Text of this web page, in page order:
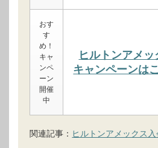
おす
す
め！
キャ
ンペ
ーン
開催
中
ヒルトンアメッ
キャンペーンは
関連記事： ヒルトンアメックス